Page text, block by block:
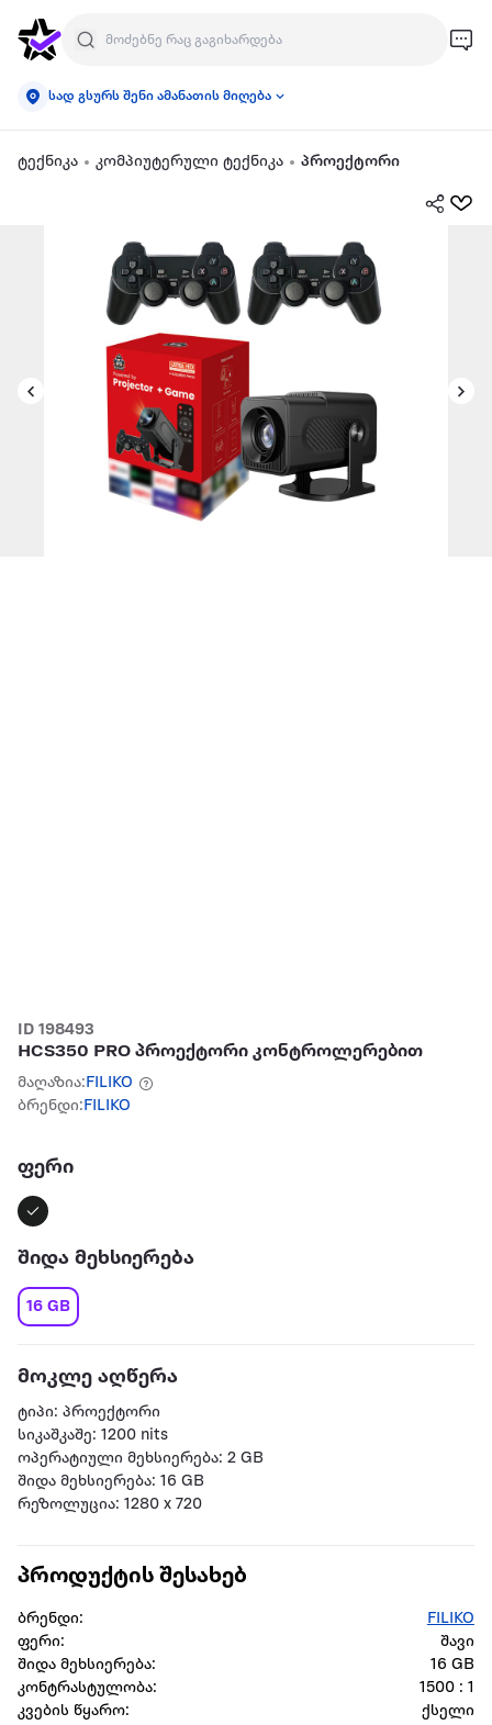
სად გსურს შენი ამანათის მიღება
ტექნიკა კომპიუტერული ტექნიკა პროექტორი
ID 198493
HCS350 PRO პროექტორი კონტროლერებით
მაღაზია:FILIKO
ბრენდი:FILIKO
ფერი
შიდა მეხსიერება
16 GB
მოკლე აღწერა
ტიპი: პროექტორი
სიკაშკაშე: 1200 nits
ოპერატიული მეხსიერება: 2 GB
შიდა მეხსიერება: 16 GB
რეზოლუცია: 1280 x 720
პროდუქტის შესახებ
ბრენდი:
FILIKO
ფერი:
შავი
შიდა მეხსიერება:
16 GB
კონტრასტულობა:
1500 : 1
კვების წყარო:
ქსელი